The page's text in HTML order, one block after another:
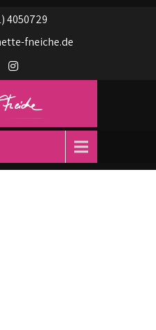
4050729
fneiche.de